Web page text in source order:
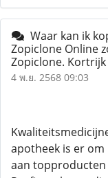
Waar kan ik
Zopiclone Online
Zopiclone.
4 พ.ย. 2568 09:03
apotheek is er om
aan topproducten